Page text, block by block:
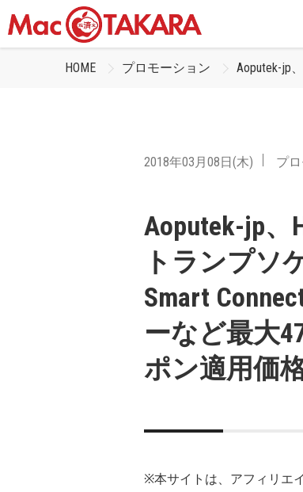
HOME プロモーション Aoputek-jp
2018年03月08日(木) プ
Aoputek-jp、
トランプソ
Smart
ーなど最大
ポン適用価格
※本サイトは、アフィリエ